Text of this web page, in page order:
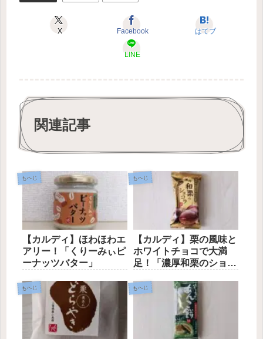
X Facebook はてブ
LINE
関連記事
もへじ
【カルディ】ほわほわエ
アリー！「くりーみぃピ
ーナッツバター」
もへじ
【カルディ】栗の風味と
ホワイトチョコで大満
足！「濃厚和栗のショコ
もへじ もへじ